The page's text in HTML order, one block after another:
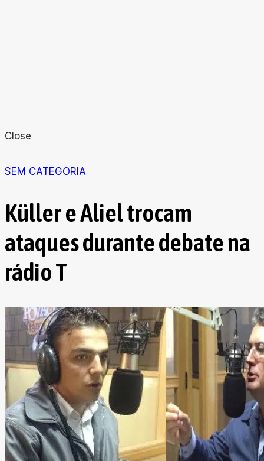
Close
SEM CATEGORIA
Küller e Aliel trocam
ataques durante debate na
rádio T